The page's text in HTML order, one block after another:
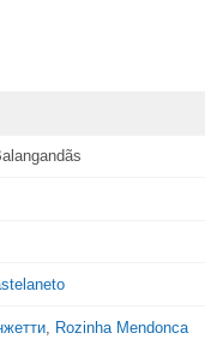
, Rozinha Mendonca